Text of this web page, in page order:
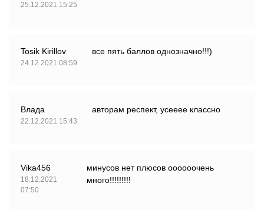
25.12.2021 15:25
Tosik Kirillov
24.12.2021 08:59
все пять баллов однозначно!!!)
Влада
22.12.2021 15:43
авторам респект, усееее классно
Vika456
18.12.2021
07:50
минусов нет плюсов оооооочень
много!!!!!!!!!